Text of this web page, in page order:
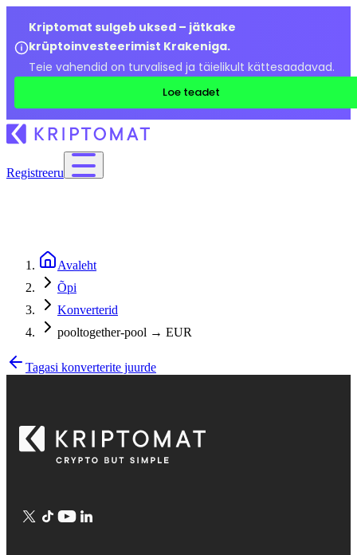
Kriptomat sulgeb uksed – jätkake
krüptoinvesteerimist Krakeniga.
Teie vahendid on turvalised ja täielikult kättesaadavad.
Loe teadet
Registreeru
Avaleht
Õpi
Konverterid
pooltogether-pool → EUR
Tagasi konverterite juurde